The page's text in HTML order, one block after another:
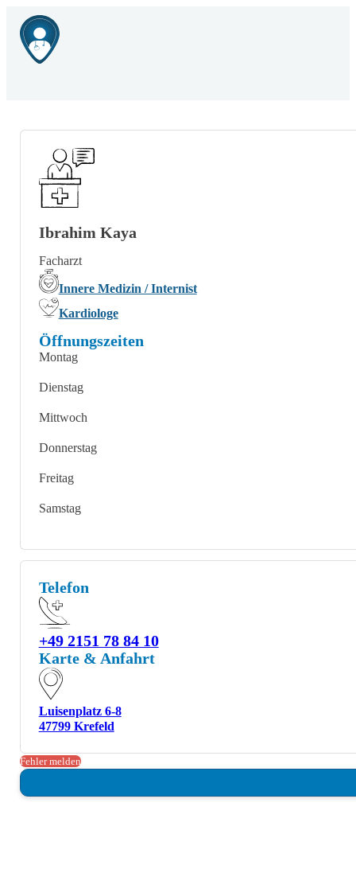
Telefon
+49 2151 78 84 10
Karte & Anfahrt
Luisenplatz 6-8
47799 Krefeld
Ibrahim Kaya
Facharzt
Innere Medizin / Internist
Kardiologe
Öffnungszeiten
Montag
Dienstag
Mittwoch
Donnerstag
Freitag
Samstag
Fehler melden